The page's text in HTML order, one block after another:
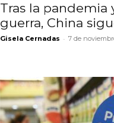
Tras la pandemia
guerra, China
Gisela Cernadas - 7 de